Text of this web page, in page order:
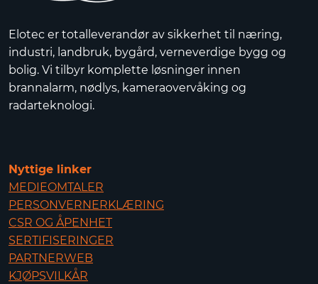
Elotec er totalleverandør av sikkerhet til næring,
industri, landbruk, bygård, verneverdige bygg og
bolig. Vi tilbyr komplette løsninger innen
brannalarm, nødlys, kameraovervåking og
radarteknologi.
Nyttige linker
MEDIEOMTALER
PERSONVERNERKLÆRING
CSR OG ÅPENHET
SERTIFISERINGER
PARTNERWEB
KJØPSVILKÅR